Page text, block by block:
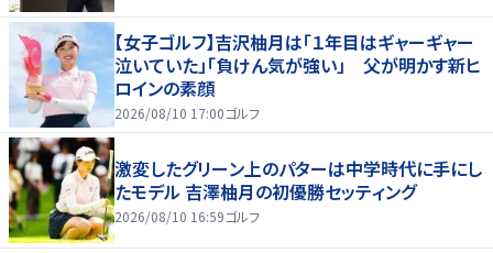
【女子ゴルフ】吉沢柚月は「１年目はギャーギャー
泣いていた」「負けん気が強い」 父が明かす新ヒ
ロインの素顔
2026/08/10 17:00ゴルフ
激変したグリーン上のパターは中学時代に手にし
たモデル 吉澤柚月の初優勝セッティング
2026/08/10 16:59ゴルフ